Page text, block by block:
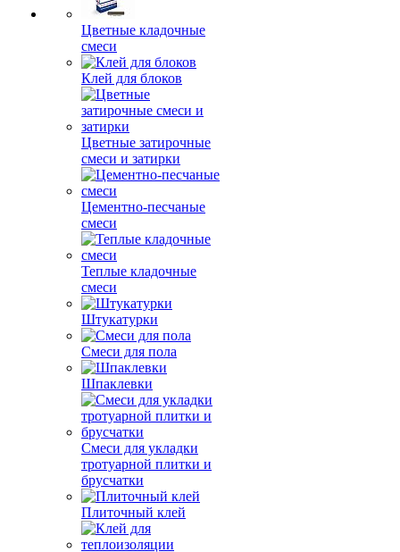
Цветные кладочные
смеси
Клей для блоков
Цветные затирочные
смеси и затирки
Цементно-песчаные
смеси
Теплые кладочные
смеси
Штукатурки
Смеси для пола
Шпаклевки
Смеси для укладки
тротуарной плитки и
брусчатки
Плиточный клей